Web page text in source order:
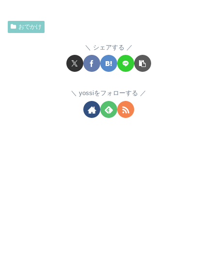
おでかけ
シェアする
yossiをフォローする